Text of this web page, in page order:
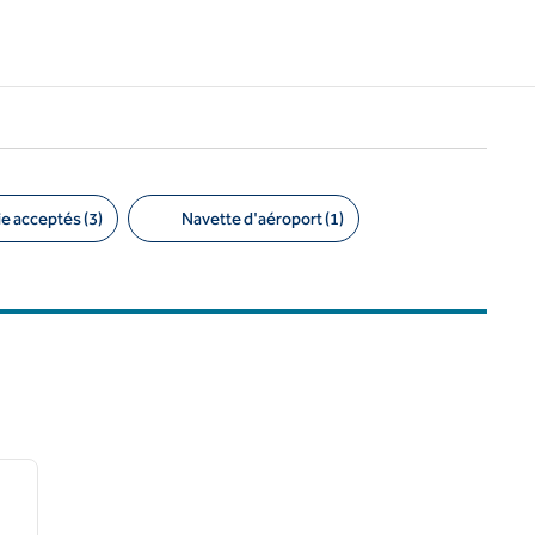
acceptés (3) Navette d'aéroport (1)
image suivante